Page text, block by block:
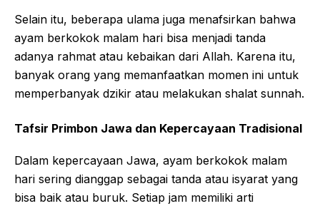
Selain itu, beberapa ulama juga menafsirkan bahwa
ayam berkokok malam hari bisa menjadi tanda
adanya rahmat atau kebaikan dari Allah. Karena itu,
banyak orang yang memanfaatkan momen ini untuk
memperbanyak dzikir atau melakukan shalat sunnah.
Tafsir Primbon Jawa dan Kepercayaan Tradisional
Dalam kepercayaan Jawa, ayam berkokok malam
hari sering dianggap sebagai tanda atau isyarat yang
bisa baik atau buruk. Setiap jam memiliki arti